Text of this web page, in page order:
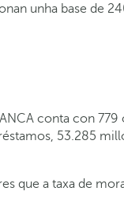
unha base de
conta con 779
53.285
que a taxa de